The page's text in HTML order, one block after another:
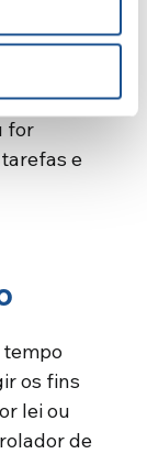
ou de
for
for
e
tempo
os fins
lei ou
de